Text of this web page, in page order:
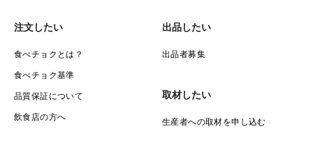
注文したい
食べチョクとは？
食べチョク基準
品質保証について
飲食店の方へ
出品したい
出品者募集
取材したい
生産者への取材を申し込む